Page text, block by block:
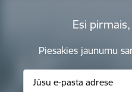
Esi
Piesakies jaunumu